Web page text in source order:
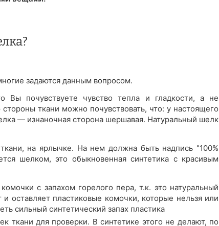
задаются данным вопросом.
почувствуете чувство тепла и гладкости, а не
ткани можно почувствовать, что: у настоящего
— изнаночная сторона шершавая. Натуральный шелк
на ярлычке. На нем должна быть надпись "100%
шелком, это обыкновенная синтетика с красивым
с запахом горелого пера, т.к. это натуральный
оставляет пластиковые комочки, которые нельзя или
сильный синтетический запах пластика
ткани для проверки. В синтетике этого не делают, по